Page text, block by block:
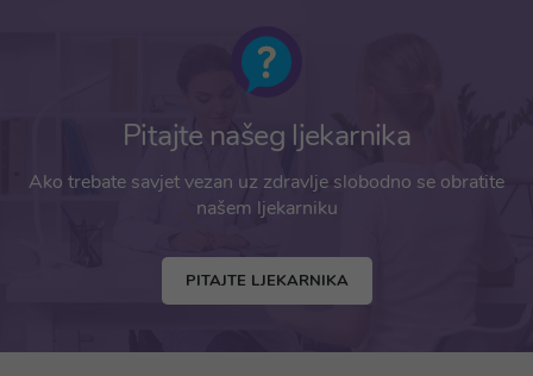
Pitajte našeg ljekarnika
Ako trebate savjet vezan uz zdravlje slobodno se obratite
našem ljekarniku
PITAJTE LJEKARNIKA